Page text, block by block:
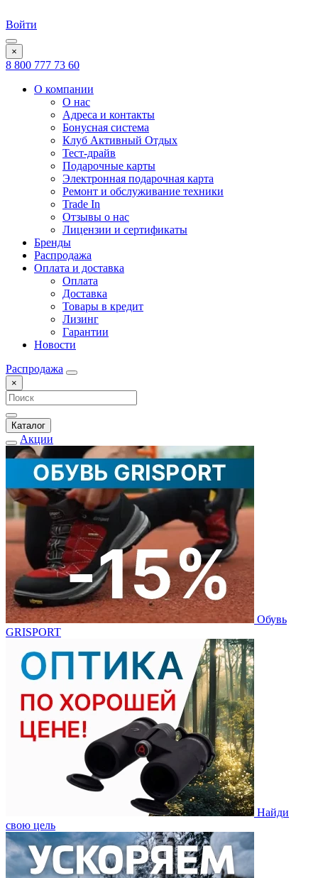
Войти
×
8 800 777 73 60
О компании
О нас
Адреса и контакты
Бонусная система
Клуб Активный Отдых
Тест-драйв
Подарочные карты
Электронная подарочная карта
Ремонт и обслуживание техники
Trade In
Отзывы о нас
Лицензии и сертификаты
Бренды
Распродажа
Оплата и доставка
Оплата
Доставка
Товары в кредит
Лизинг
Гарантии
Новости
Распродажа
×
Каталог
Акции
Обувь
GRISPORT
Найди
свою цель